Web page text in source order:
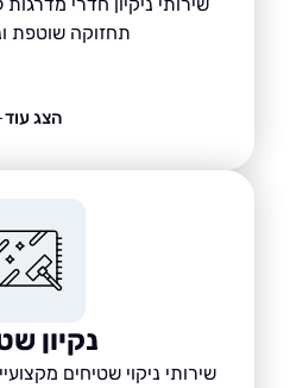
תחזוקה שוטפת וניקיון
נקיון שטחים
שירותי ניקוי שטיחים מקצועיים